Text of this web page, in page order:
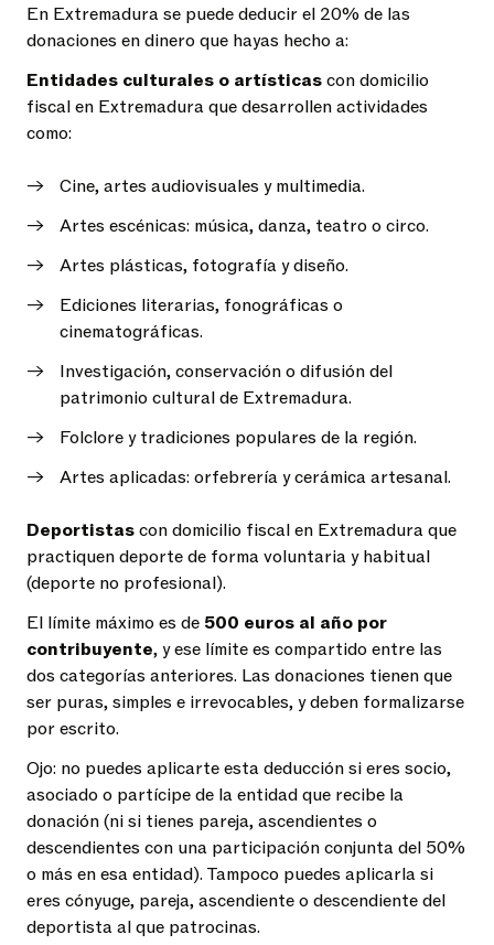
En Extremadura se puede deducir el 20% de las
donaciones en dinero que hayas hecho a:
Entidades culturales o artísticascon domicilio
fiscal en Extremadura que desarrollen actividades
como:
Cine, artes audiovisuales y multimedia.
Artes escénicas: música, danza, teatro o circo.
Artes plásticas, fotografía y diseño.
Ediciones literarias, fonográficas o
cinematográficas.
Investigación, conservación o difusión del
patrimonio cultural de Extremadura.
Folclore y tradiciones populares de la región.
Artes aplicadas: orfebrería y cerámica artesanal.
Deportistascon domicilio fiscal en Extremadura que
practiquen deporte de forma voluntaria y habitual
(deporte no profesional).
El límite máximo es de 500 euros al año por
contribuyente, y ese límite es compartido entre las
dos categorías anteriores. Las donaciones tienen que
ser puras, simples e irrevocables, y deben formalizarse
por escrito.
Ojo: no puedes aplicarte esta deducción si eres socio,
asociado o partícipe de la entidad que recibe la
donación (ni si tienes pareja, ascendientes o
descendientes con una participación conjunta del 50%
o más en esa entidad). Tampoco puedes aplicarla si
eres cónyuge, pareja, ascendiente o descendiente del
deportista al que patrocinas.